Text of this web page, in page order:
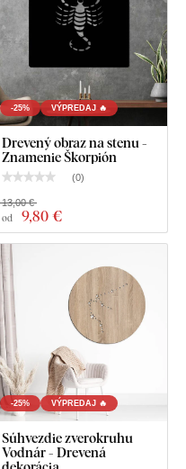
-25% VÝPREDAJ 🔥
Drevený obraz na stenu -
Znamenie Škorpión
(0)
od 9,80 €
13,00 €
-25% VÝPREDAJ 🔥
Súhvezdie zverokruhu
Vodnár - Drevená